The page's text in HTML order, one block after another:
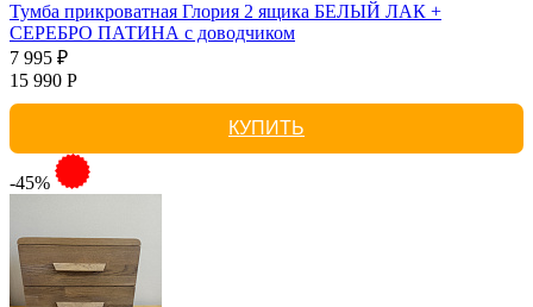
Тумба прикроватная Глория 2 ящика БЕЛЫЙ ЛАК +
СЕРЕБРО ПАТИНА с доводчиком
7 995 ₽
15 990 Р
КУПИТЬ
-45%